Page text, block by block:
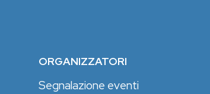
ORGANIZZATORI
Segnalazione eventi